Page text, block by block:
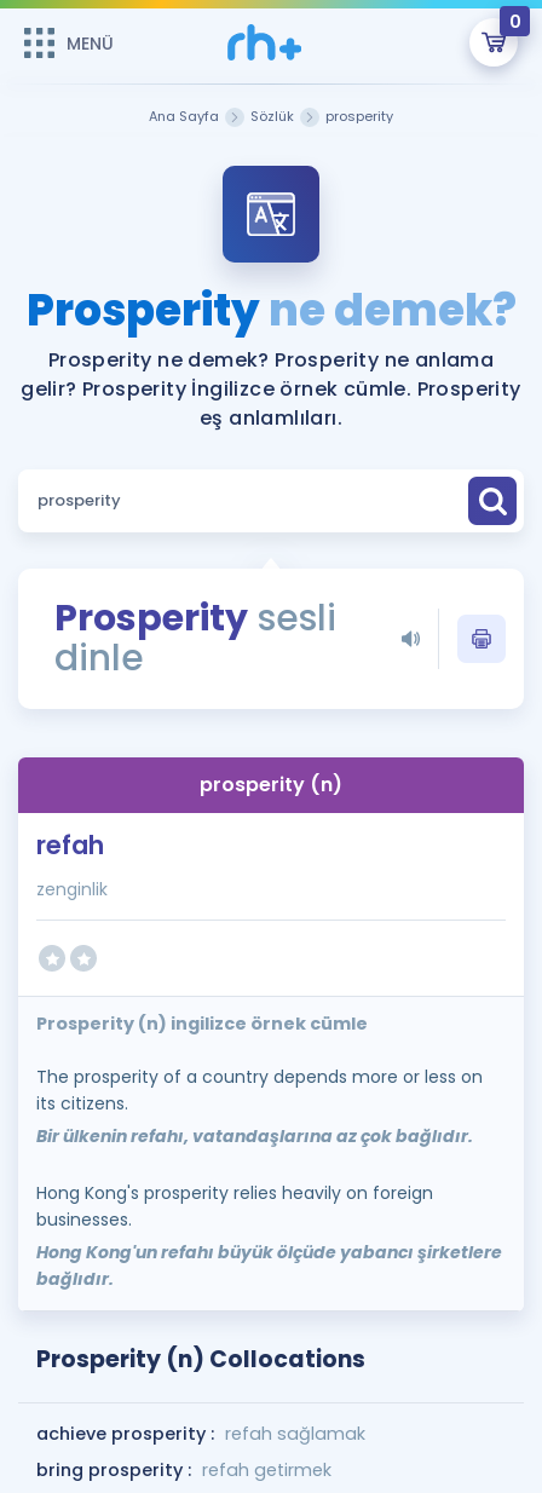
MENÜ
0
Şifremi Hatırlamıyorum
ÜYE DEĞİLİM
Sepetin Şu An Boş.
Remzi Hoca ile seni sınava hazırlayacak onlarca eğitim seni
bekliyor!
MENÜ
Katılımcı Görüşleri
Faydalı Araçlar
Sözlük
Rehberlik Aracı
ÖSYM Sınav Takvimi
İngilizce Gramer
Hakkımızda
Ana Sayfa Sözlük prosperity
Prosperityne demek?
Prosperity ne demek? Prosperity ne anlama
gelir? Prosperity İngilizce örnek cümle. Prosperity
eş anlamlıları.
Prosperity sesli
dinle
prosperity (n)
refah
zenginlik
Prosperity (n) ingilizce örnek cümle
The prosperity of a country depends more or less on
its citizens.
Bir ülkenin refahı, vatandaşlarına az çok bağlıdır.
Hong Kong's prosperity relies heavily on foreign
businesses.
Hong Kong'un refahı büyük ölçüde yabancı şirketlere
bağlıdır.
Prosperity (n) Collocations
achieve prosperity : refah sağlamak
bring prosperity : refah getirmek